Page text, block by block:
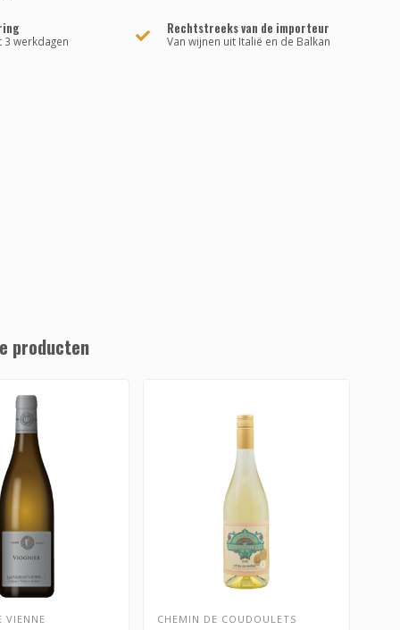
3 werkdagen
Rechtstreeks van de importeur
Van wijnen uit Italië en de Balkan
producten
VIENNE CHEMIN DE COUDOULETS